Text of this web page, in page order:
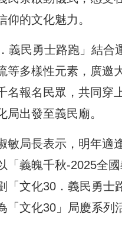
仰的文化魅力。
義民勇士路跑」結合
等多樣性元素，廣邀
名報名民眾，共同穿
局出發至義民廟。
敏局長表示，明年適
「義魄千秋-2025全
「文化30．義民勇士
「文化30」局慶系列